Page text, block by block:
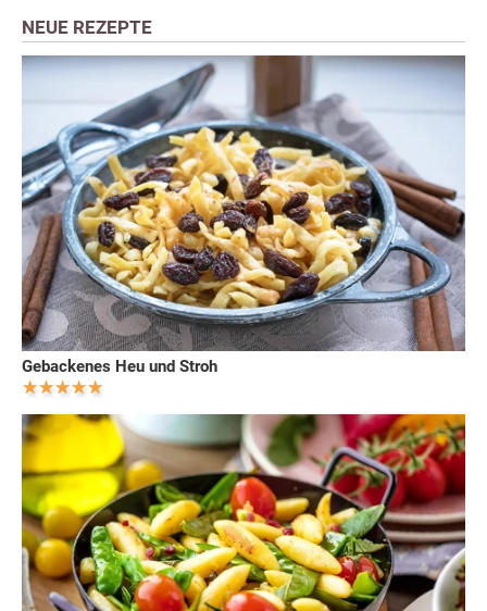
NEUE REZEPTE
Gebackenes Heu und Stroh